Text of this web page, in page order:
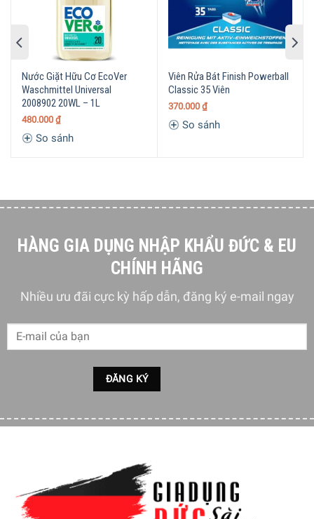
Loại bỏ các đốm và cặn cho độ sáng bóng hơn
Thành phần bảo vệ kính cho độ sáng bóng trên ly chén
thủy tinh
Đẩy nhanh tốc độ sấy khô bát đĩa
Làm khô ngay cả trên các vật dụng từ nhựa
Tự động xả ra trong chu trình của máy rửa chén, bát
5 – 15% Nonionic surfactants
Methylchloroisothiazolinone
Nước Giặt Hữu Cơ EcoVer
Waschmittel Universal
2008902 20WL – 1L
480.000 ₫
So sánh
Viên Rửa Bát Finish Powerball
Classic 35 Viên
370.000 ₫
So sánh
HÀNG GIA DỤNG NHẬP KHẨU ĐỨC & EU
CHÍNH HÃNG
Nhiều ưu đãi cực kỳ hấp dẫn, đăng ký e-mail ngay